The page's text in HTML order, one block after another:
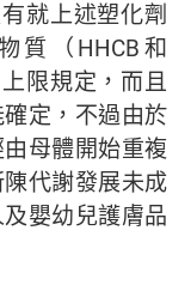
就上述塑化劑
質（HHCB和
限規定，而且
定，不過由於
母體開始重複
代謝發展未成
嬰幼兒護膚品